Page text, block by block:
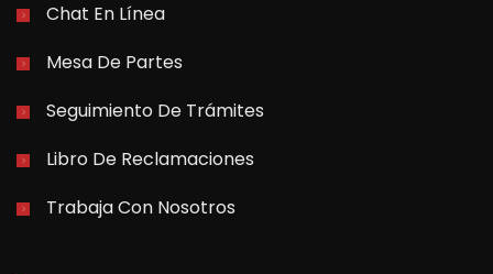
Chat En Línea
Mesa De Partes
Seguimiento De Trámites
Libro De Reclamaciones
Trabaja Con Nosotros